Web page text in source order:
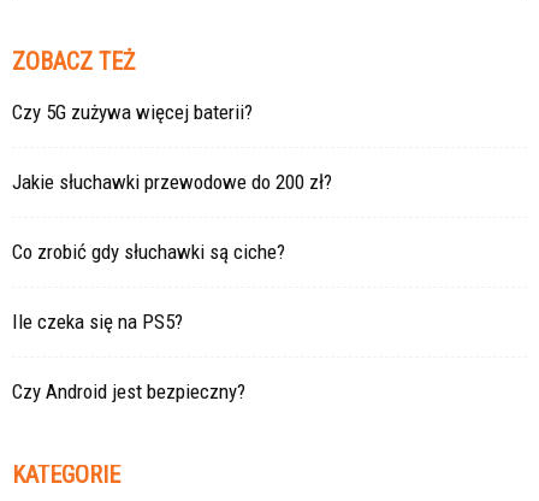
ZOBACZ TEŻ
Czy 5G zużywa więcej baterii?
Jakie słuchawki przewodowe do 200 zł?
Co zrobić gdy słuchawki są ciche?
Ile czeka się na PS5?
Czy Android jest bezpieczny?
KATEGORIE